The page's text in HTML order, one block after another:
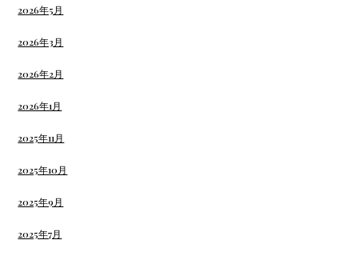
2026年5月
2026年3月
2026年2月
2026年1月
2025年11月
2025年10月
2025年9月
2025年7月